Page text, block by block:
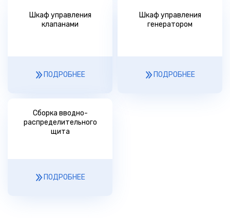
Шкаф управления
клапанами
ПОДРОБНЕЕ
Шкаф управления
генератором
ПОДРОБНЕЕ
Сборка вводно-
распределительного
щита
ПОДРОБНЕЕ